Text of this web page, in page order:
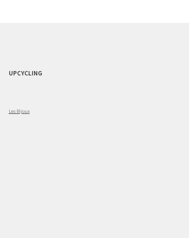
UPCYCLING
Les Bijoux